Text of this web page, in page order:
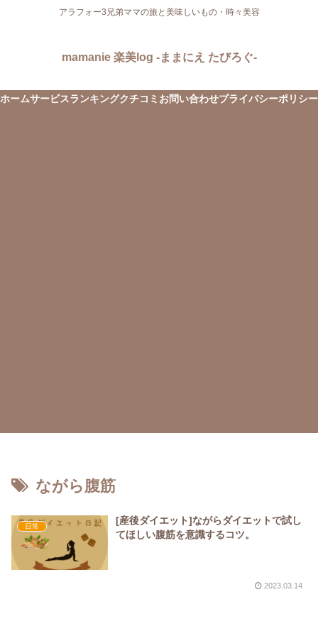
アラフォー3兄弟ママの旅と美味しいもの・時々美容
mamanie 楽美log -ままにえ たびろぐ-
ホームサービスランキングクチコミ お問い合わせプライバシーポリシー
ながら腹筋
日常
[産後ダイエット]ながらダイエットで試し
てほしい腹筋を意識するコツ。
2023.03.14